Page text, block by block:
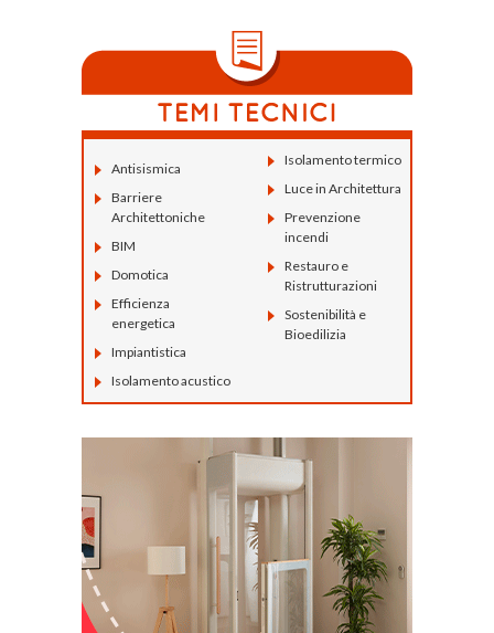
Antisismica
Barriere
Architettoniche
BIM
Domotica
Efficienza
energetica
Impiantistica
Isolamento acustico
Isolamento termico
Luce in Architettura
Prevenzione
incendi
Restauro e
Ristrutturazioni
Sostenibilità e
Bioedilizia